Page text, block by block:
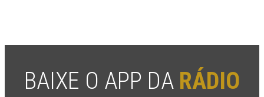
BAIXE O APP DA RÁDIO